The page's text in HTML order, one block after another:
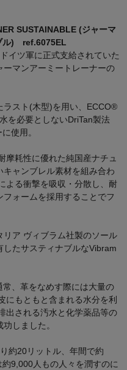
SUSTAINABLE (ジャーマ
ル) ref.6075EL
イツ軍に正式支給されていた
ーマンアーミートレーナーの
ラスト(木型)を用い、ECCO®
を必要としないDriTan製法
使用。
摩耗性に優れた純国産ナチュ
ャンブレル素材を組み合わ
よる衝撃を吸収・分散し、耐
ォームを採用することでフ
ア ヴィブラム社製のソール
たサスティナブルなVibram
、革をなめす際には大量の
にもともと含まれる水分を利
出される汚水と化学薬品等の
しました。
約20リットル、年間で約
9,000人もの人々を潤すのに